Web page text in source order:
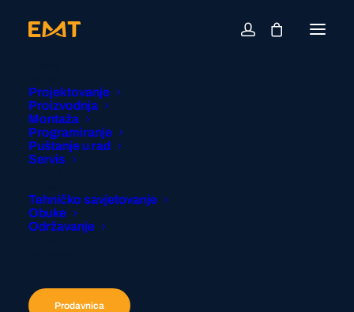
Projektovanje
Proizvodnja
Montaža
Programiranje
Puštanje u rad
Servis
Tehničko savjetovanje
Obuke
Održavanje
Prodavnica